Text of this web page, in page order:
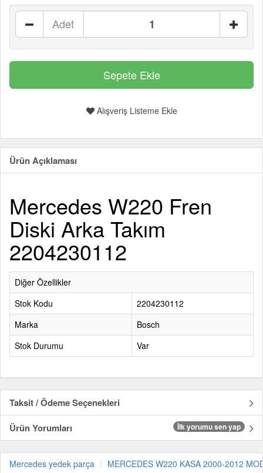
Adet
Alışveriş Listeme Ekle
Ürün Açıklaması
Mercedes W220 Fren
Diski Arka Takım
2204230112
Diğer Özellikler
Stok Kodu
2204230112
Marka
Bosch
Stok Durumu
Var
Taksit / Ödeme Seçenekleri
Ürün Yorumları
İlk yorumu sen yap
Mercedes yedek parça MERCEDES W220 KASA 2000-2012